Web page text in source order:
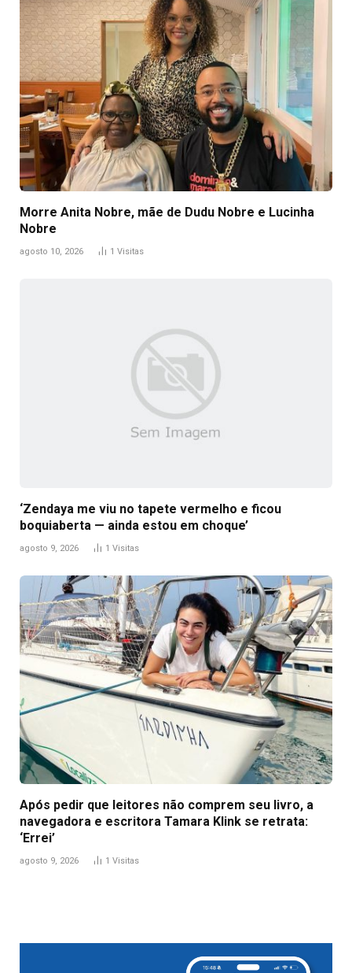
Morre Anita Nobre, mãe de Dudu Nobre e Lucinha
Nobre
agosto 10, 2026 1 Visitas
‘Zendaya me viu no tapete vermelho e ficou
boquiaberta — ainda estou em choque’
agosto 9, 2026 1 Visitas
Após pedir que leitores não comprem seu livro, a
navegadora e escritora Tamara Klink se retrata:
‘Errei’
agosto 9, 2026 1 Visitas